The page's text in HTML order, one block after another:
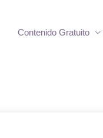
Contenido Gratuito